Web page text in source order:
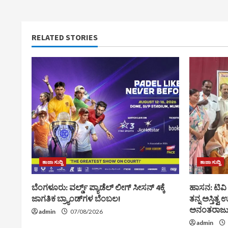
RELATED STORIES
ತಾಜಾ ಸುದ್ದಿ
ಬೆಂಗಳೂರು: ವರ್ಲ್ಡ್ ಪ್ಯಾಡೆಲ್ ಲೀಗ್ ಸೀಸನ್ 4ಕ್ಕೆ
ಜಾಗತಿಕ ಬ್ರ್ಯಾಂಡ್‌ಗಳ ಬೆಂಬಲ!
admin 07/08/2026
ತಾಜಾ ಸುದ್ದಿ
ಹಾಸನ:
ತನ್ನ
ಅನಂತರಾಜು
admin